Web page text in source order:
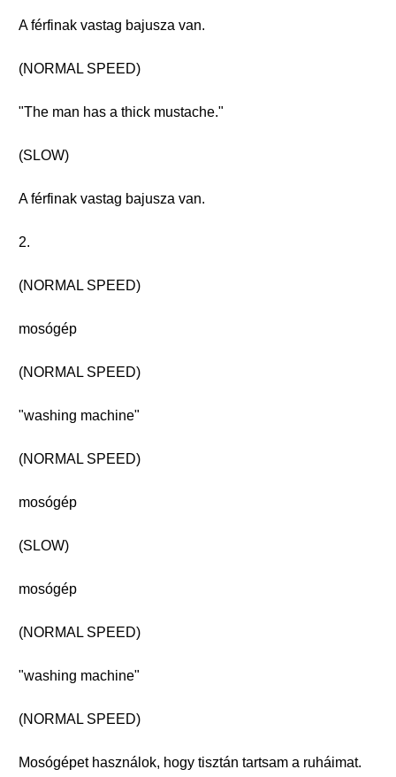
A férfinak vastag bajusza van.
(NORMAL SPEED)
"The man has a thick mustache."
(SLOW)
A férfinak vastag bajusza van.
2.
(NORMAL SPEED)
mosógép
(NORMAL SPEED)
"washing machine"
(NORMAL SPEED)
mosógép
(SLOW)
mosógép
(NORMAL SPEED)
"washing machine"
(NORMAL SPEED)
Mosógépet használok, hogy tisztán tartsam a ruháimat.